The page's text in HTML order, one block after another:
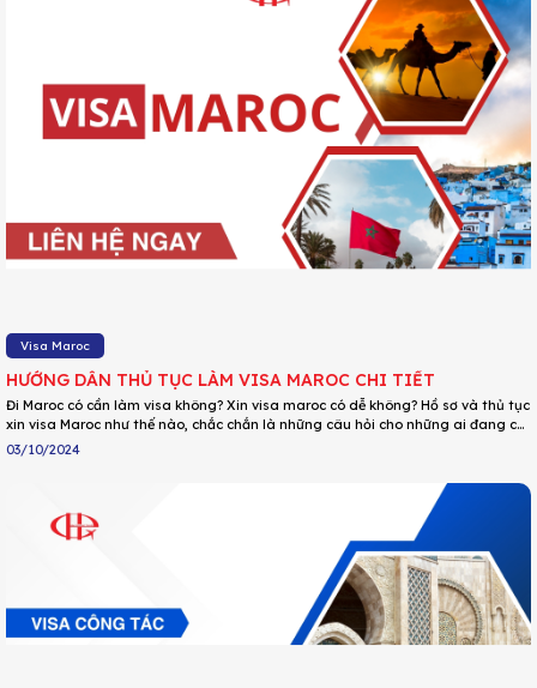
Visa Maroc
HƯỚNG DẪN THỦ TỤC LÀM VISA MAROC CHI TIẾT
Đi Maroc có cần làm visa không? Xin visa maroc có dễ không? Hồ sơ và thủ tục
xin visa Maroc như thế nào, chắc chắn là những câu hỏi cho những ai đang có
ý định đặt chân đến đất nước Maroc – Xứ sở Nghìn lẻ một đêm. Bạn cũng
hướng dẫn bạn tất tần tật những thông tin cần thiết để có thể tự tin xin visa
03/10/2024